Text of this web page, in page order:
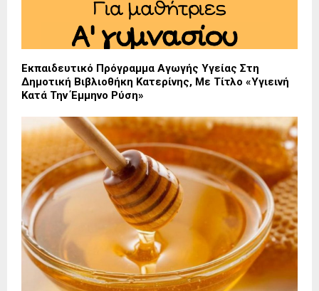
Εκπαιδευτικό Πρόγραμμα Αγωγής Υγείας Στη
Δημοτική Βιβλιοθήκη Κατερίνης, Με Τίτλο «Υγιεινή
Κατά Την Έμμηνο Ρύση»